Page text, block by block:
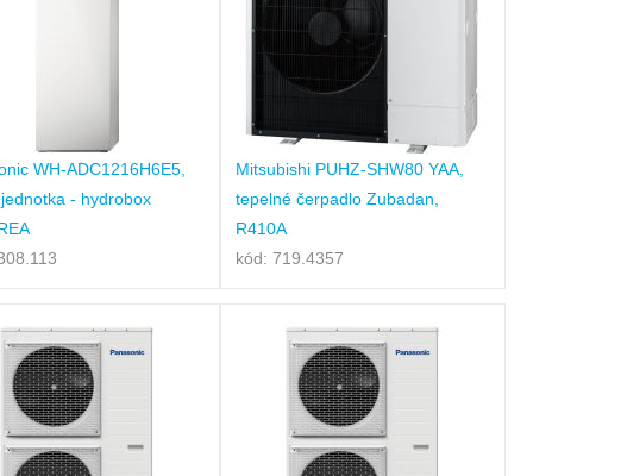
WH-ADC1216H6E5,
- hydrobox
Mitsubishi PUHZ-SHW80 YAA,
tepelné čerpadlo Zubadan,
R410A
kód: 719.4357